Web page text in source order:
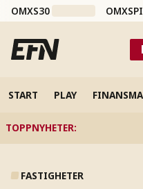
OMXS30 OMXSPI
START PLAY
TOPPNYHETER:
FASTIGHETER